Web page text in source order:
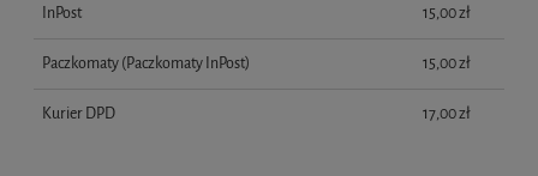
InPost 15,00 zł
Paczkomaty(Paczkomaty InPost) 15,00 zł
Kurier DPD 17,00 zł